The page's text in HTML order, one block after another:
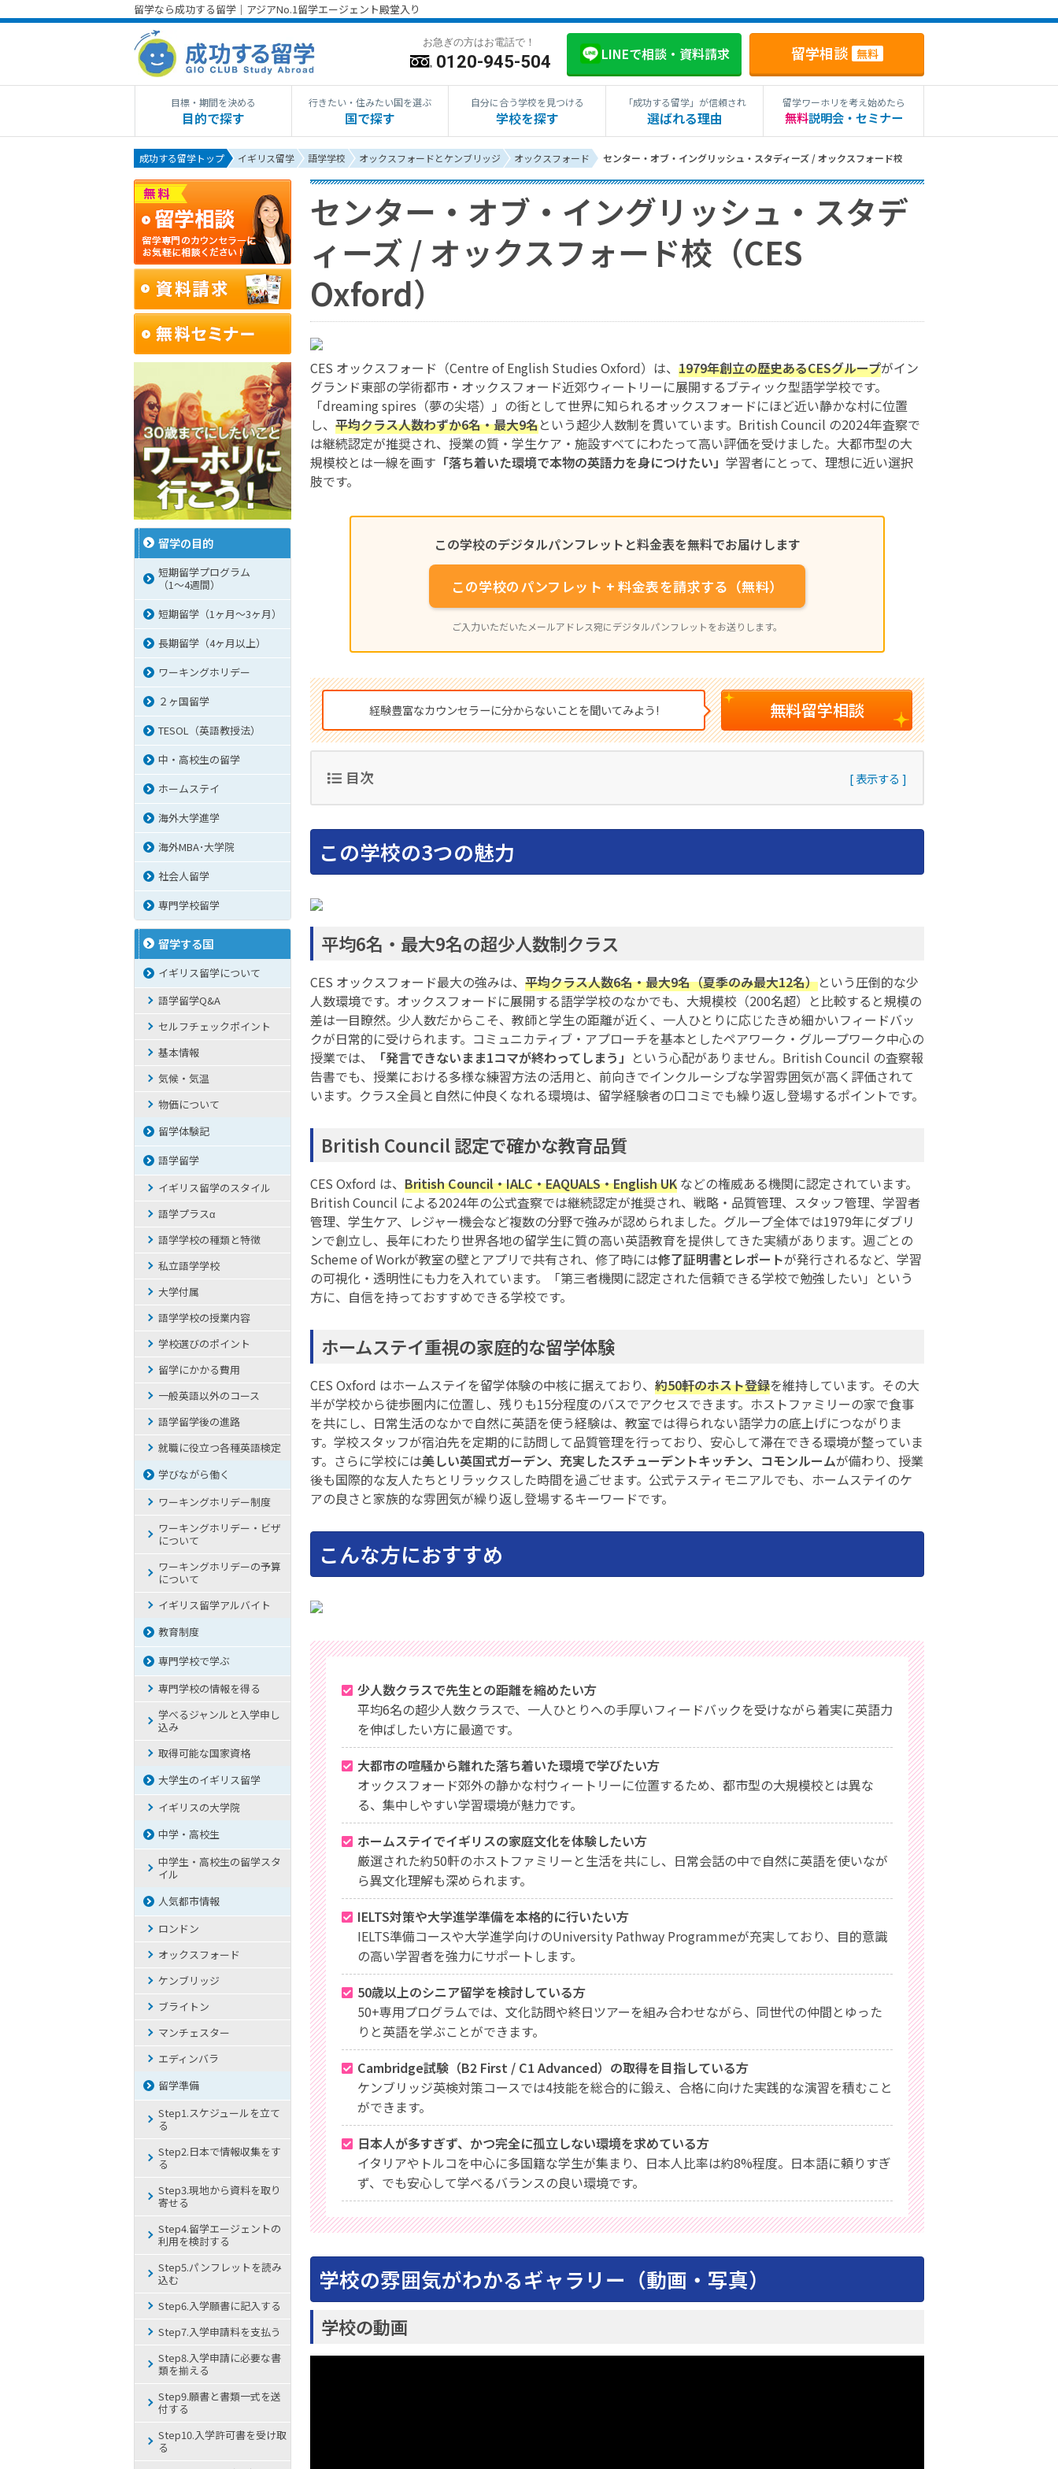
留学なら成功する留学｜アジアNo.1留学エージェント殿堂入り
お急ぎの方はお電話で！
0120-945-504 LINEで相談・資料請求 留学相談 無料
目標・期間を決める
目的で探す
行きたい・住みたい国を選ぶ
国で探す
自分に合う学校を見つける
学校を探す
「成功する留学」が信頼され
選ばれる理由
留学ワーホリを考え始めたら
無料説明会・セミナー
成功する留学トップ イギリス留学 語学学校 オックスフォードとケンブリッジ オックスフォード センター・オブ・イングリッシュ・スタディーズ / オックスフォード校
センター・オブ・イングリッシュ・スタデ
ィーズ / オックスフォード校（CES
Oxford）
CES オックスフォード（Centre of English Studies Oxford）は、 1979年創立の歴史あるCESグループがイン
グランド東部の学術都市・オックスフォード近郊ウィートリーに展開するブティック型語学学校です。
「dreaming spires（夢の尖塔）」の街として世界に知られるオックスフォードにほど近い静かな村に位置
し、 平均クラス人数わずか6名・最大9名という超少人数制を貫いています。British Council の2024年査察で
は継続認定が推奨され、授業の質・学生ケア・施設すべてにわたって高い評価を受けました。大都市型の大
規模校とは一線を画す 「落ち着いた環境で本物の英語力を身につけたい」 学習者にとって、理想に近い選択
肢です。
この学校のデジタルパンフレットと料金表を無料でお届けします
この学校のパンフレット + 料金表を請求する（無料）
ご入力いただいたメールアドレス宛にデジタルパンフレットをお送りします。
経験豊富なカウンセラーに分からないことを聞いてみよう! 無料留学相談
目次
この学校の3つの魅力
平均6名・最大9名の超少人数制クラス
CES オックスフォード最大の強みは、 平均クラス人数6名・最大9名（夏季のみ最大12名）という圧倒的な少
人数環境です。オックスフォードに展開する語学学校のなかでも、大規模校（200名超）と比較すると規模の
差は一目瞭然。少人数だからこそ、教師と学生の距離が近く、一人ひとりに応じたきめ細かいフィードバッ
クが日常的に受けられます。コミュニカティブ・アプローチを基本としたペアワーク・グループワーク中心の
授業では、
「発言できないまま1コマが終わってしまう」 という心配がありません。British Council の査察報
告書でも、授業における多様な練習方法の活用と、前向きでインクルーシブな学習雰囲気が高く評価されて
います。クラス全員と自然に仲良くなれる環境は、留学経験者の口コミでも繰り返し登場するポイントです。
British Council 認定で確かな教育品質
CES Oxford は、 British Council・IALC・EAQUALS・English UK などの権威ある機関に認定されています。
British Council による2024年の公式査察では継続認定が推奨され、戦略・品質管理、スタッフ管理、学習者
管理、学生ケア、レジャー機会など複数の分野で強みが認められました。グループ全体では1979年にダブリ
ンで創立し、長年にわたり世界各地の留学生に質の高い英語教育を提供してきた実績があります。週ごとの
Scheme of Workが教室の壁とアプリで共有され、修了時には修了証明書とレポートが発行されるなど、学習
の可視化・透明性にも力を入れています。「第三者機関に認定された信頼できる学校で勉強したい」という
方に、自信を持っておすすめできる学校です。
ホームステイ重視の家庭的な留学体験
CES Oxford はホームステイを留学体験の中核に据えており、 約50軒のホスト登録を維持しています。その大
半が学校から徒歩圏内に位置し、残りも15分程度のバスでアクセスできます。ホストファミリーの家で食事
を共にし、日常生活のなかで自然に英語を使う経験は、教室では得られない語学力の底上げにつながりま
す。学校スタッフが宿泊先を定期的に訪問して品質管理を行っており、安心して滞在できる環境が整っていま
す。さらに学校には美しい英国式ガーデン、充実したスチューデントキッチン、コモンルームが備わり、授業
後も国際的な友人たちとリラックスした時間を過ごせます。公式テスティモニアルでも、ホームステイのケ
アの良さと家族的な雰囲気が繰り返し登場するキーワードです。
こんな方におすすめ
少人数クラスで先生との距離を縮めたい方
平均6名の超少人数クラスで、一人ひとりへの手厚いフィードバックを受けながら着実に英語力
を伸ばしたい方に最適です。
大都市の喧騒から離れた落ち着いた環境で学びたい方
オックスフォード郊外の静かな村ウィートリーに位置するため、都市型の大規模校とは異な
る、集中しやすい学習環境が魅力です。
ホームステイでイギリスの家庭文化を体験したい方
厳選された約50軒のホストファミリーと生活を共にし、日常会話の中で自然に英語を使いなが
ら異文化理解も深められます。
IELTS対策や大学進学準備を本格的に行いたい方
IELTS準備コースや大学進学向けのUniversity Pathway Programmeが充実しており、目的意識
の高い学習者を強力にサポートします。
50歳以上のシニア留学を検討している方
50+専用プログラムでは、文化訪問や終日ツアーを組み合わせながら、同世代の仲間とゆった
りと英語を学ぶことができます。
Cambridge試験（B2 First / C1 Advanced）の取得を目指している方
ケンブリッジ英検対策コースでは4技能を総合的に鍛え、合格に向けた実践的な演習を積むこと
ができます。
日本人が多すぎず、かつ完全に孤立しない環境を求めている方
イタリアやトルコを中心に多国籍な学生が集まり、日本人比率は約8%程度。日本語に頼りすぎ
ず、でも安心して学べるバランスの良い環境です。
学校の雰囲気がわかるギャラリー（動画・写真）
学校の動画
留学の目的
短期留学プログラム
（1～4週間）
短期留学（1ヶ月～3ヶ月）
長期留学（4ヶ月以上）
ワーキングホリデー
２ヶ国留学
TESOL（英語教授法）
中・高校生の留学
ホームステイ
海外大学進学
海外MBA･大学院
社会人留学
専門学校留学
留学する国
イギリス留学について
語学留学Q&A
セルフチェックポイント
基本情報
気候・気温
物価について
留学体験記
語学留学
イギリス留学のスタイル
語学プラスα
語学学校の種類と特徴
私立語学学校
大学付属
語学学校の授業内容
学校選びのポイント
留学にかかる費用
一般英語以外のコース
語学留学後の進路
就職に役立つ各種英語検定
学びながら働く
ワーキングホリデー制度
ワーキングホリデー・ビザ
について
ワーキングホリデーの予算
について
イギリス留学アルバイト
教育制度
専門学校で学ぶ
専門学校の情報を得る
学べるジャンルと入学申し
込み
取得可能な国家資格
大学生のイギリス留学
イギリスの大学院
中学・高校生
中学生・高校生の留学スタ
イル
人気都市情報
ロンドン
オックスフォード
ケンブリッジ
ブライトン
マンチェスター
エディンバラ
留学準備
Step1.スケジュールを立て
る
Step2.日本で情報収集をす
る
Step3.現地から資料を取り
寄せる
Step4.留学エージェントの
利用を検討する
Step5.パンフレットを読み
込む
Step6.入学願書に記入する
Step7.入学申請料を支払う
Step8.入学申請に必要な書
類を揃える
Step9.願書と書類一式を送
付する
Step10.入学許可書を受け取
る